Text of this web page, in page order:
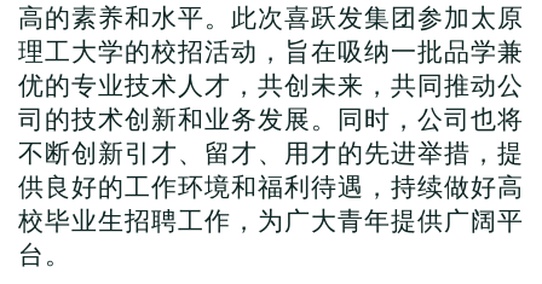
高的素养和水平。此次喜跃发集团参加太原
理工大学的校招活动，旨在吸纳一批品学兼
优的专业技术人才，共创未来，共同推动公
司的技术创新和业务发展。同时，公司也将
不断创新引才、留才、用才的先进举措，提
供良好的工作环境和福利待遇，持续做好高
校毕业生招聘工作，为广大青年提供广阔平
台。